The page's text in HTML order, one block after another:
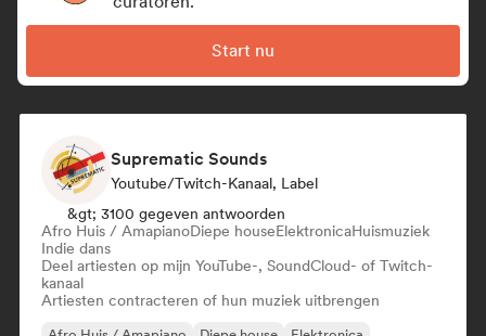
Start nu
Suprematic Sounds
Youtube/Twitch-Kanaal, Label
&gt; 3100 gegeven antwoorden
Afro Huis / AmapianoDiepe houseElektronicaHuismuziek
Indie dans
Deel artiesten op mijn YouTube-, SoundCloud- of Twitch-
kanaal
Artiesten contracteren of hun muziek uitbrengen